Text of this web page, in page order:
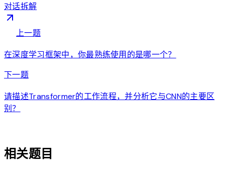
对话拆解
上一题
在深度学习框架中，你最熟练使用的是哪一个？
下一题arrow_forward
请描述Transformer的工作流程，并分析它与CNN的主要区
别？
相关题目